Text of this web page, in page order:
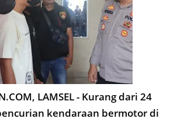
LAMSEL - Kurang dari 24
kendaraan bermotor di